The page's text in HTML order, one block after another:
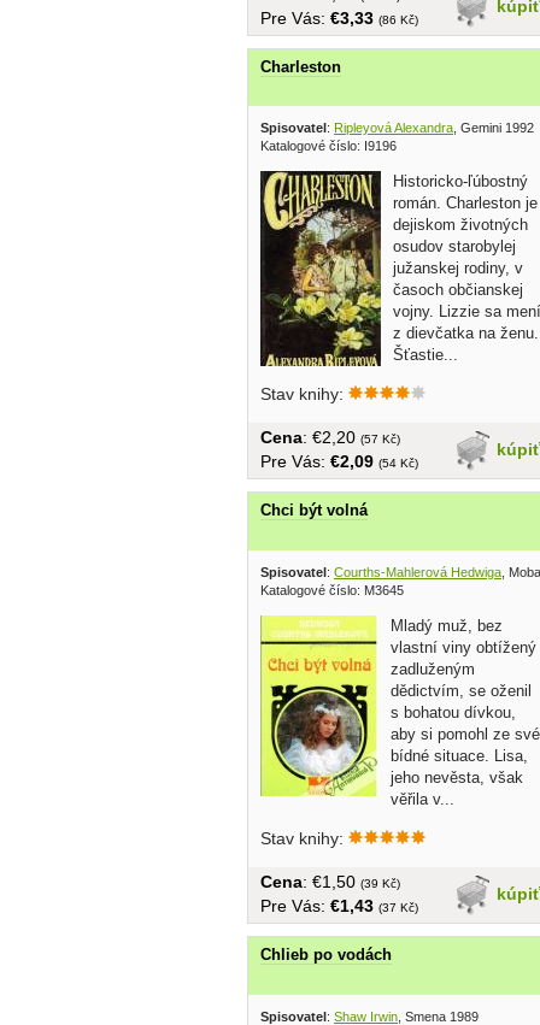
kúpiť
Pre Vás: €3,33 (86 Kč)
Charleston
Spisovatel : Ripleyová Alexandra , Gemini 1992
Katalogové číslo: I9196
Historicko-ľúbostný
román. Charleston je
dejiskom životných
osudov starobylej
južanskej rodiny, v
časoch občianskej
vojny. Lizzie sa mení
z dievčatka na ženu.
Šťastie...
Stav knihy:
kúpiť
Cena: €2,20 (57 Kč)
Pre Vás: €2,09 (54 Kč)
Chci být volná
Spisovatel: Courths-Mahlerová Hedwiga ,
Katalogové číslo: M3645
Mladý muž, bez
vlastní viny obtížený
zadluženým
dědictvím, se oženil
s bohatou dívkou,
aby si pomohl ze své
bídné situace. Lisa,
jeho nevěsta, však
věřila v...
Stav knihy:
kúpiť
Cena: €1,50 (39 Kč)
Pre Vás: €1,43 (37 Kč)
Chlieb po vodách
Spisovatel: Shaw Irwin , Smena 1989